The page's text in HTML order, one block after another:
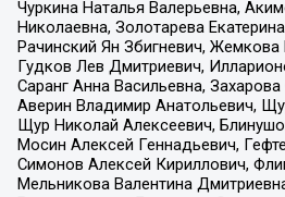
Чуркина Наталья Валерьевна,
Николаевна, Золотарева
Рачинский Ян Збигневич, Жемкова
Гудков Лев Дмитриевич,
Саранг Анна Васильевна, Захарова
Аверин Владимир Анатольевич,
Щур Николай Алексеевич,
Мосин Алексей Геннадьевич,
Симонов Алексей Кириллович,
Мельникова Валентина